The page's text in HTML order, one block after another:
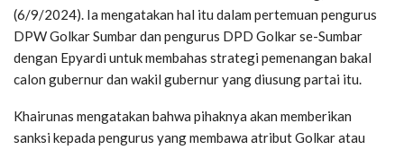
(6/9/2024). Ia mengatakan hal itu dalam pertemuan pengurus
DPW Golkar Sumbar dan pengurus DPD Golkar se-Sumbar
dengan Epyardi untuk membahas strategi pemenangan bakal
calon gubernur dan wakil gubernur yang diusung partai itu.
Khairunas mengatakan bahwa pihaknya akan memberikan
sanksi kepada pengurus yang membawa atribut Golkar atau